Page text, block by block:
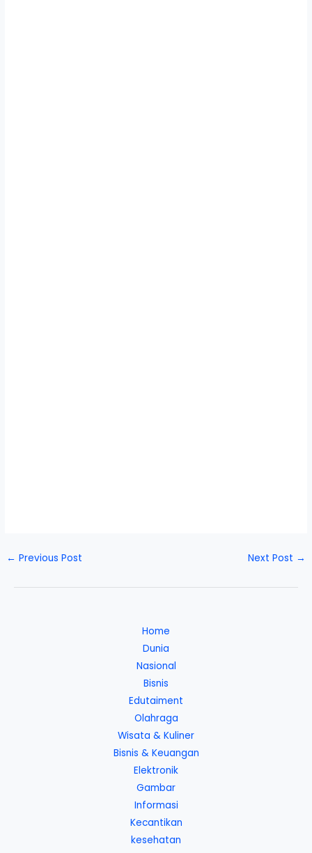
← Previous Post Next Post →
Home
Dunia
Nasional
Bisnis
Edutaiment
Olahraga
Wisata & Kuliner
Bisnis & Keuangan
Elektronik
Gambar
Informasi
Kecantikan
kesehatan